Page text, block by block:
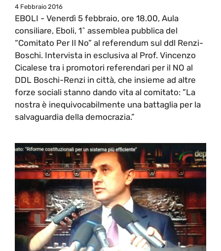
4 Febbraio 2016
EBOLI - Venerdì 5 febbraio, ore 18.00, Aula
consiliare, Eboli, 1^ assemblea pubblica del
“Comitato Per Il No” al referendum sul ddl Renzi-
Boschi. Intervista in esclusiva al Prof. Vincenzo
Cicalese tra i promotori referendari per il NO al
DDL Boschi-Renzi in città, che insieme ad altre
forze sociali stanno dando vita al comitato: ”La
nostra è inequivocabilmente una battaglia per la
salvaguardia della democrazia.”